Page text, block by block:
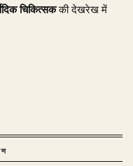
चिकित्सककी देखरेख में